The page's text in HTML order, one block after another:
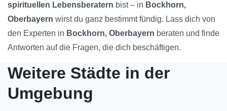
spirituellen Lebensberatern bist – in Bockhorn,
Oberbayern wirst du ganz bestimmt fündig. Lass dich von
den Experten in Bockhorn, Oberbayern beraten und finde
Antworten auf die Fragen, die dich beschäftigen.
Weitere Städte in der
Umgebung